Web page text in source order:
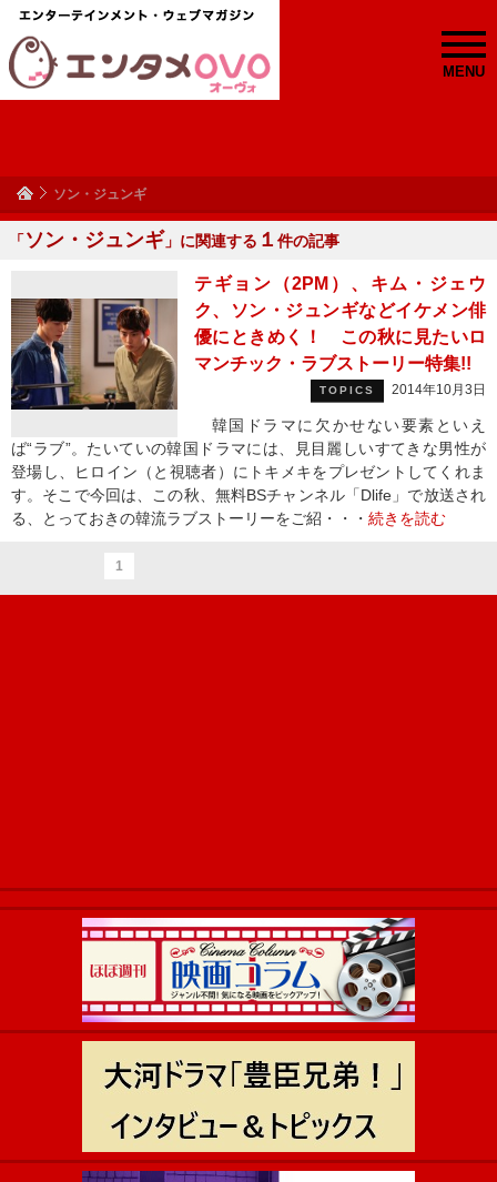
MENU
ソン・ジュンギ
「ソン・ジュンギ 」に関連する １ 件の記事
テギョン（2PM）、キム・ジェウ
ク、ソン・ジュンギなどイケメン俳
優にときめく！ この秋に見たいロ
マンチック・ラブストーリー特集!!
TOPICS 2014年10月3日
韓国ドラマに欠かせない要素といえ
ば“ラブ”。たいていの韓国ドラマには、見目麗しいすてきな男性が
登場し、ヒロイン（と視聴者）にトキメキをプレゼントしてくれま
す。そこで今回は、この秋、無料BSチャンネル「Dlife」で放送され
る、とっておきの韓流ラブストーリーをご紹・・・ 続きを読む
1